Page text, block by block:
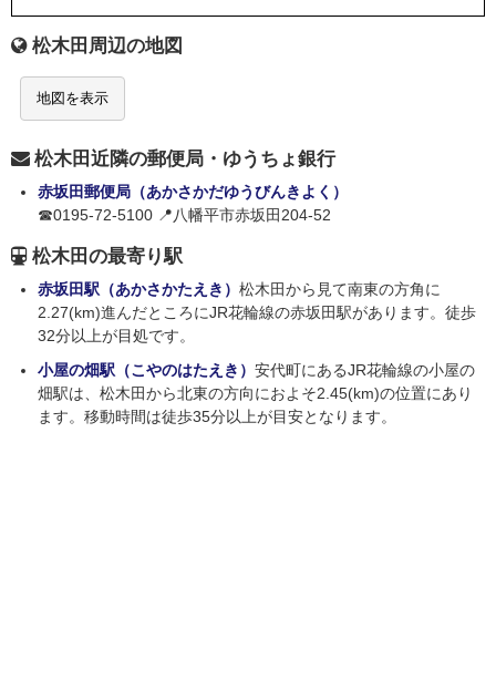
松木田周辺の地図
地図を表示
松木田近隣の郵便局・ゆうちょ銀行
赤坂田郵便局（あかさかだゆうびんきよく）
☎0195-72-5100 📍八幡平市赤坂田204-52
松木田の最寄り駅
赤坂田駅（あかさかたえき） 松木田から見て南東の方角に
2.27(km)進んだところにJR花輪線の赤坂田駅があります。徒歩
32分以上が目処です。
小屋の畑駅（こやのはたえき） 安代町にあるJR花輪線の小屋の
畑駅は、松木田から北東の方向におよそ2.45(km)の位置にあり
ます。移動時間は徒歩35分以上が目安となります。